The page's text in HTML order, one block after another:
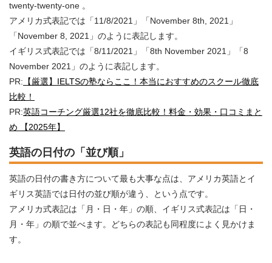
twenty-twenty-one 。
アメリカ式表記では「11/8/2021」「November 8th, 2021」
「November 8, 2021」のように表記します。
イギリス式表記では「8/11/2021」「8th November 2021」「8
November 2021」のように表記します。
PR: 【厳選】IELTSの塾ならここ！本当におすすめのスクール徹底
比較！
PR:英語コーチング厳選12社を徹底比較！料金・効果・口コミまと
め 【2025年】
英語の日付の「並び順」
英語の日付の書き方について最も大事な点は、アメリカ英語とイ
ギリス英語では日付の並び順が違う、という点です。
アメリカ式表記は「月・日・年」の順、イギリス式表記は「日・
月・年」の順で並べます。どちらの表記も同程度によく見かけま
す。